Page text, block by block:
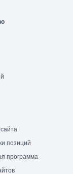
позиций
программа